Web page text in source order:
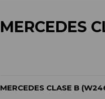
MERCEDES
MERCEDES CLASE B